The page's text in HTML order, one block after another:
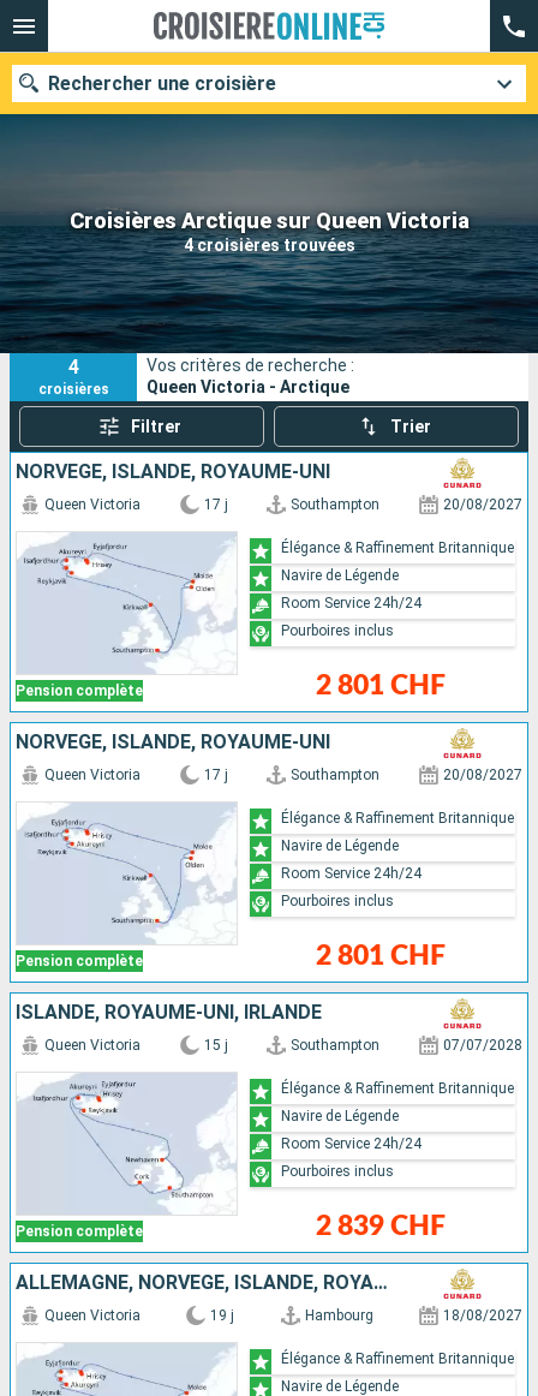
Croisières Arctique sur Queen Victoria
4 croisières trouvées
Rechercher une croisière
Nos destinations
Mois de départ
Ports Compagnies
Rechercher
4
croisières
Vos critères de recherche :
Queen Victoria - Arctique
Filtrer Trier
NORVÈGE, ISLANDE, ROYAUME-UNI
Pension complète
Queen Victoria 17 j Southampton 20/08/2027
2 801 CHF
Élégance & Raffinement Britannique
Navire de Légende
Room Service 24h/24
Pourboires inclus
NORVÈGE, ISLANDE, ROYAUME-UNI
Pension complète
Queen Victoria 17 j Southampton 20/08/2027
2 801 CHF
Élégance & Raffinement Britannique
Navire de Légende
Room Service 24h/24
Pourboires inclus
ISLANDE, ROYAUME-UNI, IRLANDE
Pension complète
Queen Victoria 15 j Southampton 07/07/2028
2 839 CHF
Élégance & Raffinement Britannique
Navire de Légende
Room Service 24h/24
Pourboires inclus
ALLEMAGNE, NORVÈGE, ISLANDE, ROYAUME-UNI
Queen Victoria 19 j Hambourg 18/08/2027
Élégance & Raffinement Britannique
Navire de Légende